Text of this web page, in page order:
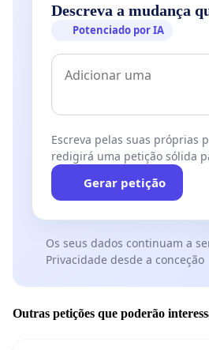
Descreva a mudança
Potenciado por IA
Escreva pelas suas próprias
redigirá uma petição sólida
Gerar petição
Os seus dados continuam a
Privacidade desde a conceção
Outras petições que poderão